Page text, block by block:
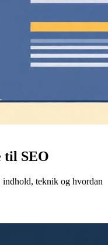
til SEO
teknik og hvordan